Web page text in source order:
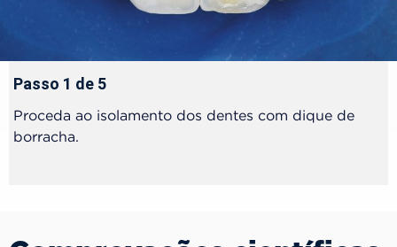
Passo 1 de 5
Proceda ao isolamento dos dentes com dique de
borracha.